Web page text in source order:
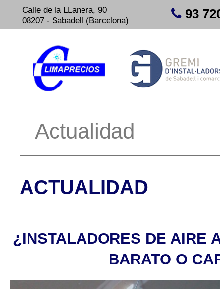
Calle de la LLanera, 90
08207 - Sabadell (Barcelona)
93
Actualidad
ACTUALIDAD
¿INSTALADORES DE AIRE
BARATO O